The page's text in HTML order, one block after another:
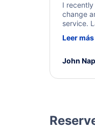
I
change
service.
a
Leer más
John